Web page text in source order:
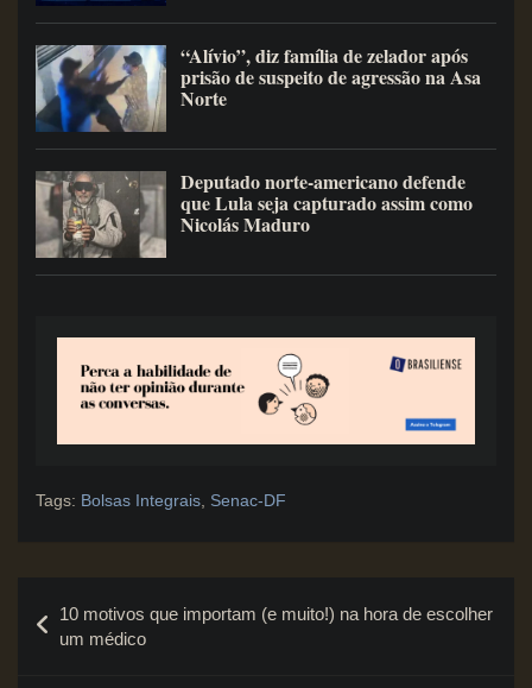
“Alívio”, diz família de zelador após
prisão de suspeito de agressão na Asa
Norte
Deputado norte-americano defende
que Lula seja capturado assim como
Nicolás Maduro
Tags: Bolsas Integrais, Senac-DF
de
10 motivos que importam (e muito!) na hora de escolher
um médico